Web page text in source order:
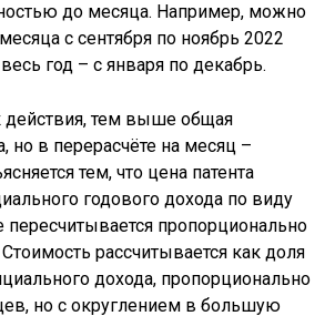
до месяца. Например, можно
с сентября по ноябрь 2022
год – с января по декабрь.
тем выше общая
но в перерасчёте на месяц –
тем, что цена патента
годового дохода по виду
пересчитывается пропорционально
рассчитывается как доля
дохода, пропорционально
но с округлением в большую